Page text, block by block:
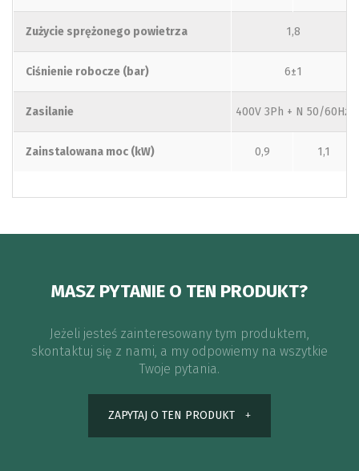
Zużycie sprężonego powietrza 1,8
Ciśnienie robocze (bar) 6±1
Zasilanie 400V 3Ph + N 50/60Hz
Zainstalowana moc (kW) 0,9 1,1
MASZ PYTANIE O TEN PRODUKT?
Jeżeli jesteś zainteresowany tym produktem,
skontaktuj się z nami, a my odpowiemy na wszytkie
Twoje pytania.
ZAPYTAJ O TEN PRODUKT